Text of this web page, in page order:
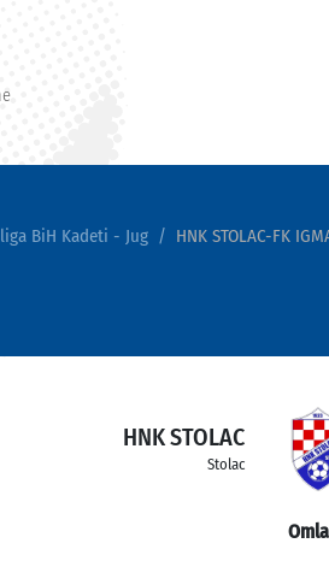
BiH Kadeti - Jug HNK STOLAC-FK
HNK STOLAC
Stolac